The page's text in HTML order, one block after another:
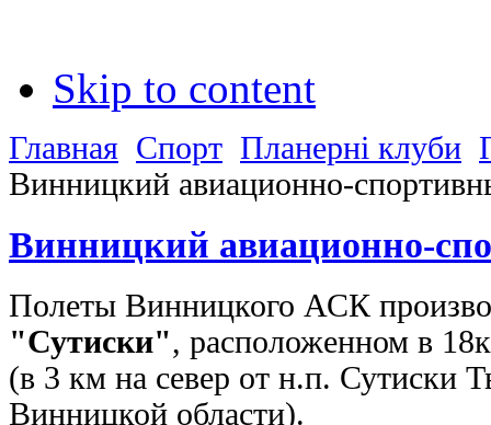
Skip to content
Главная Спорт Планерні клуби
Винницкий авиационно-
Винницкий авиационно-
Полеты Винницкого АСК
"Сутиски", расположенном в
(в 3 км на север от н.п. Сутиски
Винницкой области).